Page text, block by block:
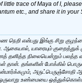
trace of Maya of I,
etc., and share it in your
என்பது இங்கு சிறு
ஆகையால், யாரையும்
நிலையென்றும் பலத்த
தான். தங்களின் போக்கில்
அருட்பெருஞ்சோதி
உண்மையை